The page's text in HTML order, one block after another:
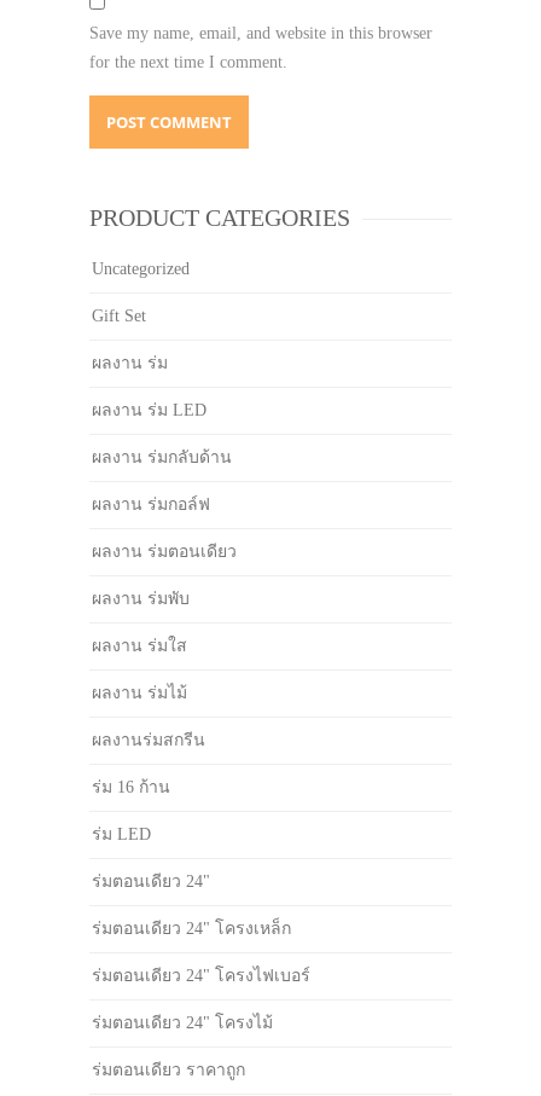
Save my name, email, and website in this browser
for the next time I comment.
PRODUCT CATEGORIES
Uncategorized
Gift Set
ผลงาน ร่ม
ผลงาน ร่ม LED
ผลงาน ร่มกลับด้าน
ผลงาน ร่มกอล์ฟ
ผลงาน ร่มตอนเดียว
ผลงาน ร่มพับ
ผลงาน ร่มใส
ผลงาน ร่มไม้
ผลงานร่มสกรีน
ร่ม 16 ก้าน
ร่ม LED
ร่มตอนเดียว 24"
ร่มตอนเดียว 24" โครงเหล็ก
ร่มตอนเดียว 24" โครงไฟเบอร์
ร่มตอนเดียว 24" โครงไม้
ร่มตอนเดียว ราคาถูก